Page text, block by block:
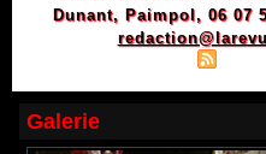
Dunant, Paimpol, 06 07
Galerie